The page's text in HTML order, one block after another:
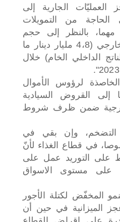
الجارية إلى
من التمويلات
مهما، بالنظر إلى حجم
الأقساط من الدين الخارجي (4،8 مليار دينار ما
من الناتج الداخلي الخام) خلال
لرؤوس الأموال
إلى القروض السيادية
ضمن ظرف شروط
التضخم، وإن بقي في
في قطاع الغذاء لأنّ
على التوريد عمل على
على مستوى الاسواق
المخفّض لكتلة الأجور
الميزانية في حين أن